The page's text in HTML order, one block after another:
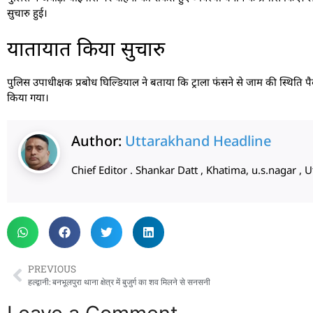
सुचारु हुई।
यातायात किया सुचारु
पुलिस उपाधीक्षक प्रबोध घिल्डियाल ने बताया कि ट्राला फंसने से जाम की
किया गया।
Author: Uttarakhand Headline
Chief Editor . Shankar Datt , Khatima, u.s.nagar ,
PREVIOUS
हल्द्वानी: बनभूलपुरा थाना क्षेत्र में बुजुर्ग का शव मिलने से सनसनी